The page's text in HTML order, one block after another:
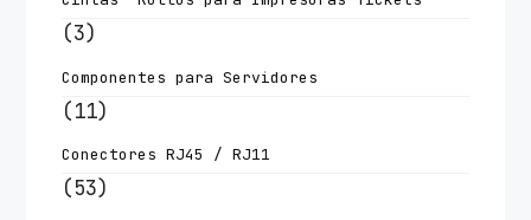
(3)
Componentes para Servidores
(11)
Conectores RJ45 / RJ11
(53)